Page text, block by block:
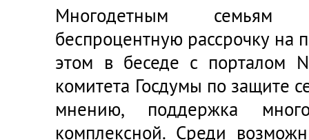
Многодетным семьям
беспроцентную рассрочку на
этом в беседе с порталом
комитета Госдумы по защите
мнению, поддержка
комплексной. Среди